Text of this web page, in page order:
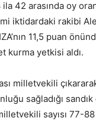
42 arasında oy
iktidardaki rakibi
11,5 puan
kurma yetkisi aldı.
milletvekili
sağladığı sandık
sayısı 77-